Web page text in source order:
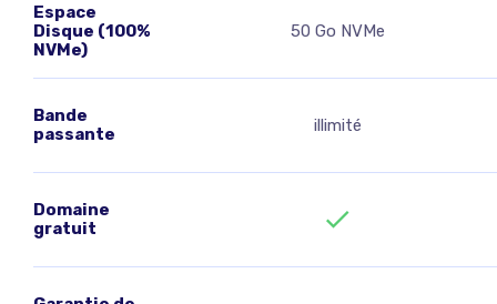
Espace
Disque (100%
NVMe)
Bande
passante
Domaine
gratuit
50 Go NVMe
illimité